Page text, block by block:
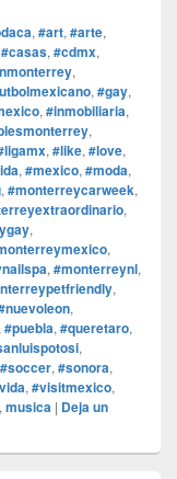
, #art, #arte,
#casas, #cdmx,
,
, #gay,
, #inmobiliaria,
,
, #like, #love,
, #mexico, #moda,
, #monterreycarweek,
,
,
,
, #monterreynl,
,
,
#puebla, #queretaro,
,
#soccer, #sonora,
, #visitmexico,
, musica | Deja un